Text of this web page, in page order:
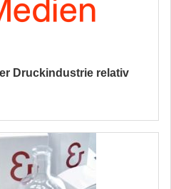
Druckindustrie relativ